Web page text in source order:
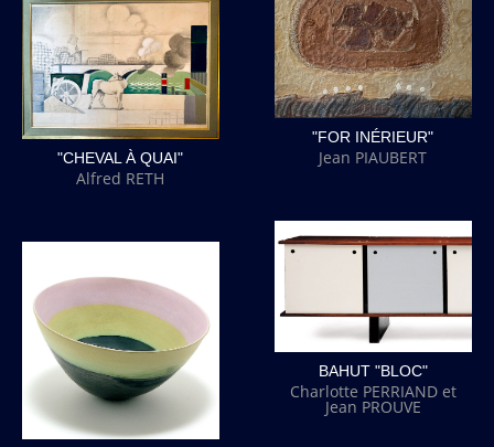
"FOR INÉRIEUR"
Jean PIAUBERT
"CHEVAL À QUAI"
Alfred RETH
BAHUT "BLOC"
Charlotte PERRIAND et
Jean PROUVE